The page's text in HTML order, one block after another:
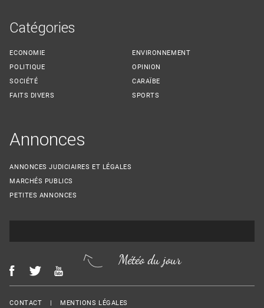
Catégories
ECONOMIE
POLITIQUE
SOCIÉTÉ
FAITS DIVERS
ENVIRONNEMENT
OPINION
CARAÏBE
SPORTS
Annonces
ANNONCES JUDICIAIRES ET LÉGALES
MARCHÉS PUBLICS
PETITES ANNONCES
Météo du jour
Menu Footer
CONTACT MENTIONS LÉGALES